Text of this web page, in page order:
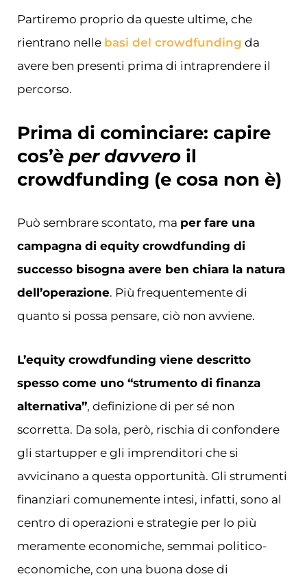
Partiremo proprio da queste ultime, che
rientrano nelle basi del crowdfunding da
avere ben presenti prima di intraprendere il
percorso.
Prima di cominciare: capire
cos’è per davvero il
crowdfunding (e cosa non è)
Può sembrare scontato, ma per fare una
campagna di equity crowdfunding di
successo bisogna avere ben chiara la natura
dell’operazione. Più frequentemente di
quanto si possa pensare, ciò non avviene.
L’equity crowdfunding viene descritto
spesso come uno “strumento di finanza
alternativa”, definizione di per sé non
scorretta. Da sola, però, rischia di confondere
gli startupper e gli imprenditori che si
avvicinano a questa opportunità. Gli strumenti
finanziari comunemente intesi, infatti, sono al
centro di operazioni e strategie per lo più
meramente economiche, semmai politico-
economiche, con una buona dose di